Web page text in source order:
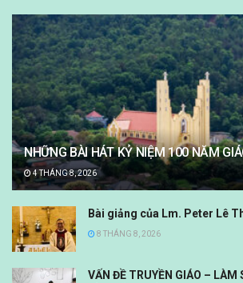
NHỮNG BÀI HÁT KỶ NIỆM 100 NĂM
4 THÁNG 8, 2026
Bài giảng của Lm. Peter Lê
8 THÁNG 8, 2026
VẤN ĐỀ TRUYỀN GIÁO – LÀM